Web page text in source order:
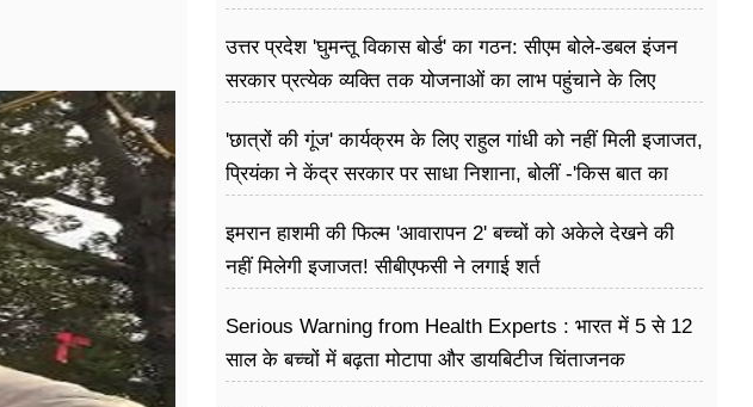
उत्तर प्रदेश 'घुमन्तू विकास बोर्ड' का गठन: सीएम बोले-डबल इंजन
सरकार प्रत्येक व्यक्ति तक योजनाओं का लाभ पहुंचाने के लिए
'छात्रों की गूंज' कार्यक्रम के लिए राहुल गांधी को नहीं मिली इजाजत,
प्रियंका ने केंद्र सरकार पर साधा निशाना, बोलीं -'किस बात का
इमरान हाशमी की फिल्म 'आवारापन 2' बच्चों को अकेले देखने की
नहीं मिलेगी इजाजत! सीबीएफसी ने लगाई शर्त
Serious Warning from Health Experts : भारत में 5 से 12
साल के बच्चों में बढ़ता मोटापा और डायबिटीज चिंताजनक